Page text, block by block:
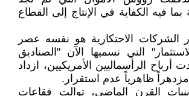
فيه الكفاية في الإنتاج إلى القطاع
الشركات الاحتكارية هو نفسه عصر
التي نسميها الآن "الصناديق
أرباح الرأسماليين الأمريكيين، ازداد
مزدهراً ظاهرياً عدم استقرار.
القرن الماضي، توالت فقاعات